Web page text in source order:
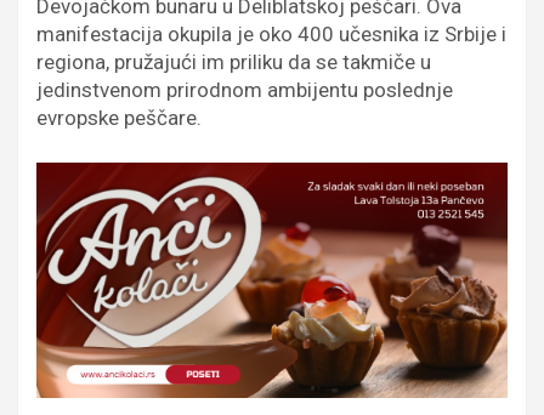
Devojačkom bunaru u Deliblatskoj peščari. Ova
manifestacija okupila je oko 400 učesnika iz Srbije i
regiona, pružajući im priliku da se takmiče u
jedinstvenom prirodnom ambijentu poslednje
evropske peščare.